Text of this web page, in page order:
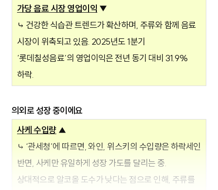
가당 음료 시장 영업이익 ▼
⤷ 건강한 식습관 트렌드가 확산하며, 주류와 함께 음료
시장이 위축되고 있음. 2025년도 1분기
‘롯데칠성음료‘의 영업이익은 전년 동기 대비 31.9%
하락.
의외로 성장 중이에요
사케 수입량 ▲
⤷ ‘관세청’에 따르면,와인, 위스키의 수입량은 하락세인
반면, 사케만 유일하게 성장 가도를 달리는 중.
상대적으로 알코올 도수가 낮다는 점으로 인해, 주류를